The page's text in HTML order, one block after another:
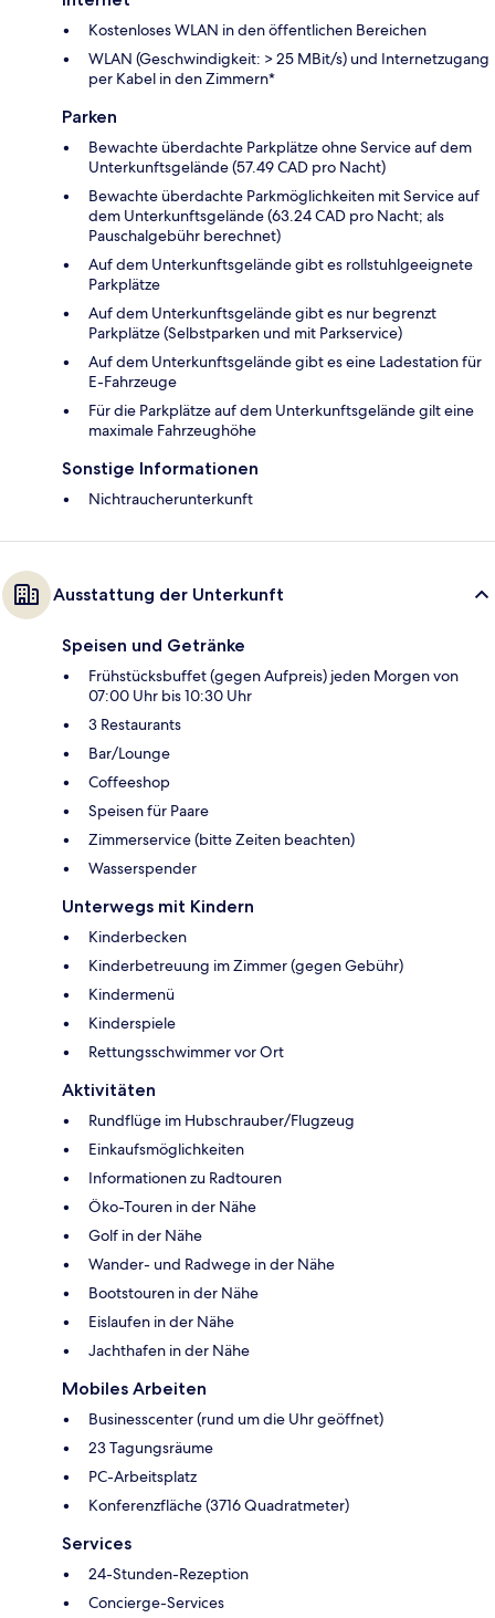
Kostenloses WLAN in den öffentlichen Bereichen
WLAN (Geschwindigkeit: > 25 MBit/s) und Internetzugang
per Kabel in den Zimmern*
Parken
Bewachte überdachte Parkplätze ohne Service auf dem
Unterkunftsgelände (57.49 CAD pro Nacht)
Bewachte überdachte Parkmöglichkeiten mit Service auf
dem Unterkunftsgelände (63.24 CAD pro Nacht; als
Pauschalgebühr berechnet)
Auf dem Unterkunftsgelände gibt es rollstuhlgeeignete
Parkplätze
Auf dem Unterkunftsgelände gibt es nur begrenzt
Parkplätze (Selbstparken und mit Parkservice)
Auf dem Unterkunftsgelände gibt es eine Ladestation für
E-Fahrzeuge
Für die Parkplätze auf dem Unterkunftsgelände gilt eine
maximale Fahrzeughöhe
Sonstige Informationen
Nichtraucherunterkunft
Ausstattung der Unterkunft
Speisen und Getränke
Frühstücksbuffet (gegen Aufpreis) jeden Morgen von
07:00 Uhr bis 10:30 Uhr
3 Restaurants
Bar/Lounge
Coffeeshop
Speisen für Paare
Zimmerservice (bitte Zeiten beachten)
Wasserspender
Unterwegs mit Kindern
Kinderbecken
Kinderbetreuung im Zimmer (gegen Gebühr)
Kindermenü
Kinderspiele
Rettungsschwimmer vor Ort
Aktivitäten
Rundflüge im Hubschrauber/Flugzeug
Einkaufsmöglichkeiten
Informationen zu Radtouren
Öko-Touren in der Nähe
Golf in der Nähe
Wander- und Radwege in der Nähe
Bootstouren in der Nähe
Eislaufen in der Nähe
Jachthafen in der Nähe
Mobiles Arbeiten
Businesscenter (rund um die Uhr geöffnet)
23 Tagungsräume
PC-Arbeitsplatz
Konferenzfläche (3716 Quadratmeter)
Services
24-Stunden-Rezeption
Concierge-Services